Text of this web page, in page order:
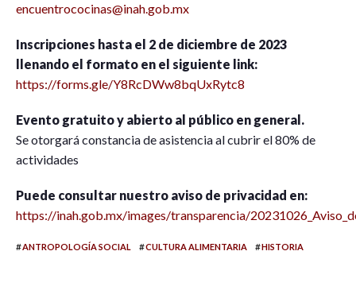
encuentrococinas@inah.gob.mx
Inscripciones hasta el 2 de diciembre de 2023
llenando el formato en el siguiente link:
https://forms.gle/Y8RcDWw8bqUxRytc8
Evento gratuito y abierto al público en general.
Se otorgará constancia de asistencia al cubrir el 80% de
actividades
Puede consultar nuestro aviso de privacidad en:
https://inah.gob.mx/images/transparencia/
#ANTROPOLOGÍA SOCIAL #CULTURA ALIMENTARIA #HISTORIA